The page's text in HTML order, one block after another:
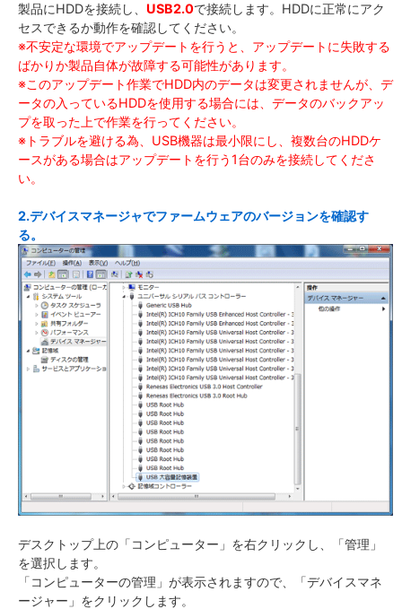
製品にHDDを接続し、 USB2.0で接続します。HDDに正常にアク
セスできるか動作を確認してください。
※不安定な環境でアップデートを行うと、アップデートに失敗する
ばかりか製品自体が故障する可能性があります。
※このアップデート作業でHDD内のデータは変更されませんが、デ
ータの入っているHDDを使用する場合には、データのバックアッ
プを取った上で作業を行ってください。
※トラブルを避ける為、USB機器は最小限にし、複数台のHDDケ
ースがある場合はアップデートを行う1台のみを接続してくださ
い。
2.デバイスマネージャでファームウェアのバージョンを確認す
る。
デスクトップ上の「コンピューター」を右クリックし、「管理」
を選択します。
「コンピューターの管理」が表示されますので、「デバイスマネ
ージャー」をクリックします。